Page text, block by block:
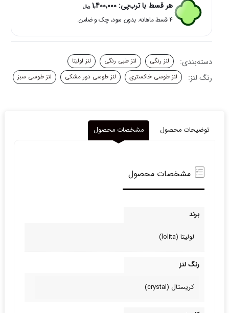
هر قسط با ترب‌پی: 1,400,000 ریال
۴ قسط ماهانه. بدون سود، چک و ضامن.
دسته‌بندی: لنز رنگی لنز طبی رنگی لنز لولیتا
رنگ لنز: لنز طوسی خاکستری لنز طوسی دور مشکی لنز طوسی سبز
توضیحات محصول مشخصات محصول
مشخصات محصول
برند
لولیتا (lolita)
رنگ لنز
کریستال (crystal)